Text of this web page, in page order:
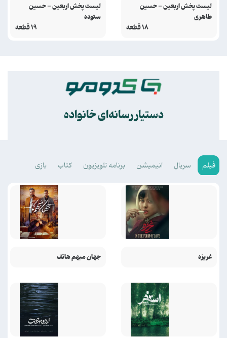
۱۸ قطعه
لیست پخش اربعین - حسین
طاهری
۱۹ قطعه
لیست پخش اربعین - حسین
ستوده
دستیار رسانه‌ای خانواده
فیلم سریال انیمیشن برنامه تلویزیون کتاب بازی
غریزه جهان مبهم هاتف